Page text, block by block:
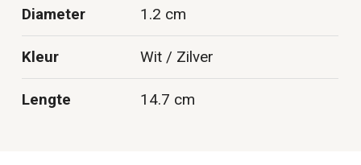
Diameter 1.2 cm
Kleur Wit / Zilver
Lengte 14.7 cm